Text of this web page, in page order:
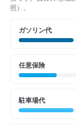
照）。
ガソリン代
任意保険
駐車場代